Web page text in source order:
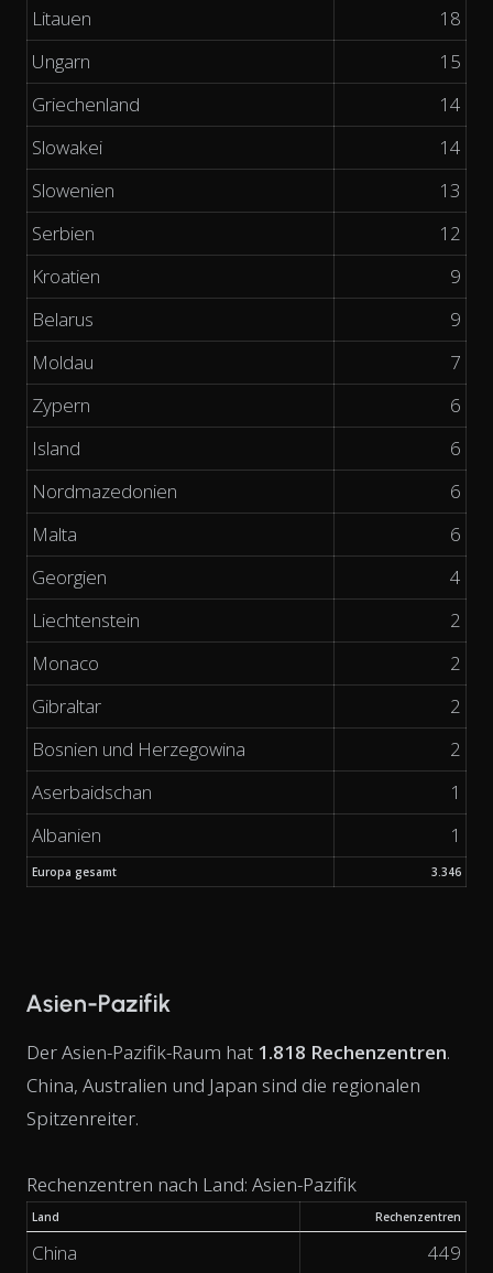
Litauen
18
Ungarn
15
Griechenland
14
Slowakei
14
Slowenien
13
Serbien
12
Kroatien
9
Belarus
9
Moldau
7
Zypern
6
Island
6
Nordmazedonien
6
Malta
6
Georgien
4
Liechtenstein
2
Monaco
2
Gibraltar
2
Bosnien und Herzegowina
2
Aserbaidschan
1
Albanien
1
Europa gesamt 3.346
Asien-Pazifik
Der Asien-Pazifik-Raum hat 1.818 Rechenzentren.
China, Australien und Japan sind die regionalen
Spitzenreiter.
Rechenzentren nach Land: Asien-Pazifik
Land Rechenzentren
China
449